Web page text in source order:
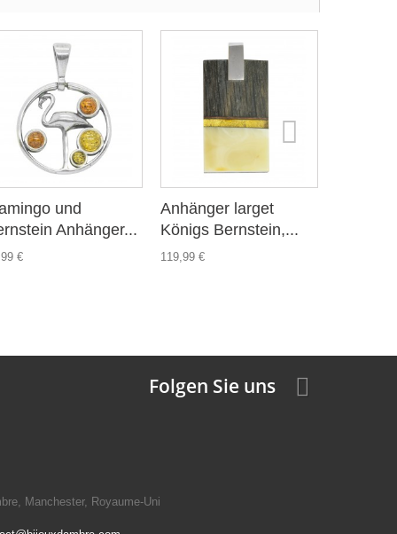
und
Anhänger...
€
Anhänger larget
Königs Bernstein,...
119,99 €
Folgen Sie uns
Manchester, Royaume-Uni